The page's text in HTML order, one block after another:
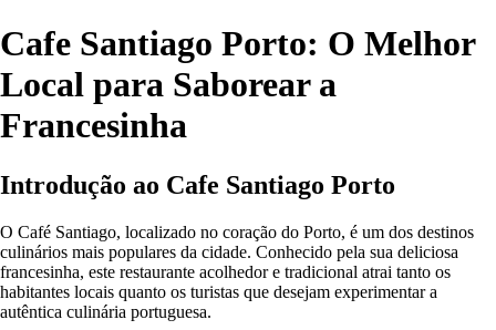
Cafe Santiago Porto: O Melhor
Local para Saborear a
Francesinha
Introdução ao Cafe Santiago Porto
O Café Santiago, localizado no coração do Porto, é um dos destinos
culinários mais populares da cidade. Conhecido pela sua deliciosa
francesinha, este restaurante acolhedor e tradicional atrai tanto os
habitantes locais quanto os turistas que desejam experimentar a
autêntica culinária portuguesa.